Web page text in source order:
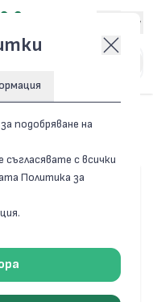
подобряване на
с всички
Политика за